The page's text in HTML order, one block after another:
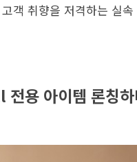
객 취향을 저격하는 실
용 아이템 론칭